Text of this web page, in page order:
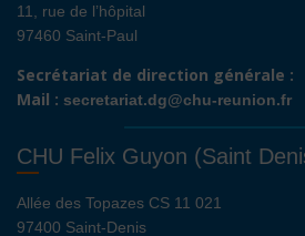
11, rue de l’hôpital
97460 Saint-Paul
Secrétariat de direction générale :
Mail : secretariat.dg@chu-reunion.fr
CHU Felix Guyon (Saint
Allée des Topazes CS 11 021
97400 Saint-Denis